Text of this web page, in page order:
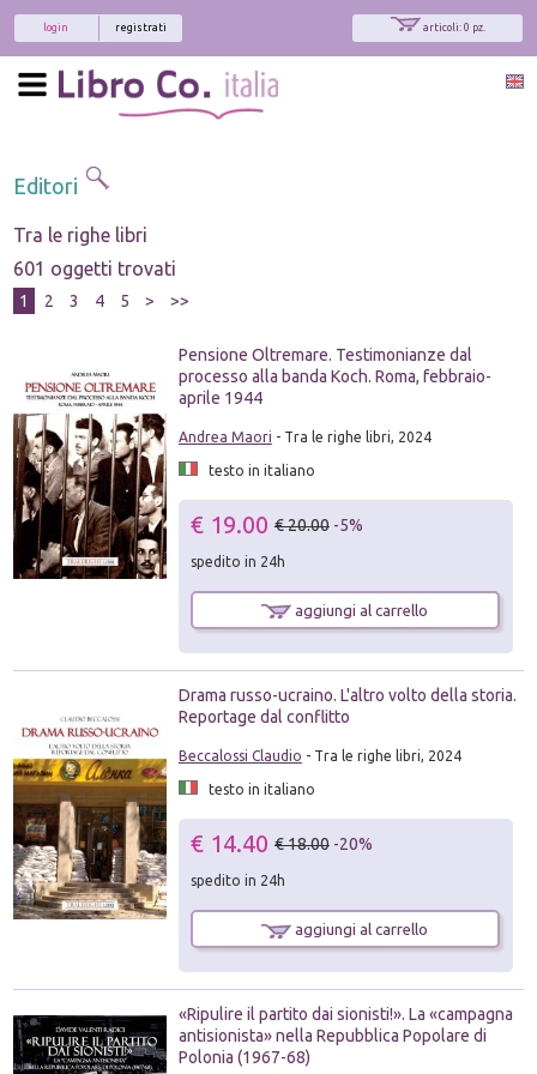
articoli: 0 pz.
registrati
login
Editori
Tra le righe libri
601 oggetti trovati
1 2 3 4 5 > >>
Pensione Oltremare. Testimonianze dal
processo alla banda Koch. Roma, febbraio-
aprile 1944
Andrea Maori - Tra le righe libri, 2024
testo in italiano
€ 19.00 € 20.00 -5%
spedito in 24h
aggiungi al carrello
Drama russo-ucraino. L'altro volto della storia.
Reportage dal conflitto
Beccalossi Claudio - Tra le righe libri, 2024
testo in italiano
€ 14.40 € 18.00 -20%
spedito in 24h
aggiungi al carrello
«Ripulire il partito dai sionisti!». La «campagna
antisionista» nella Repubblica Popolare di
Polonia (1967-68)